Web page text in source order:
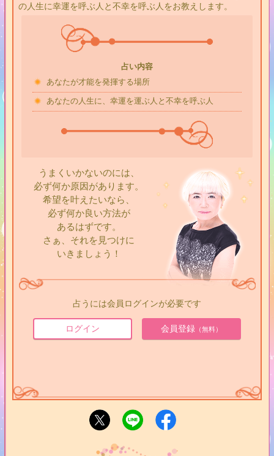
の人生に幸運を呼ぶ人と不幸を呼ぶ人をお教えします。
占い内容
あなたが才能を発揮する場所
あなたの人生に、幸運を運ぶ人と不幸を呼ぶ人
うまくいかないのには、
必ず何か原因があります。
希望を叶えたいなら、
必ず何か良い方法が
あるはずです。
さぁ、それを見つけに
いきましょう！
占うには会員ログインが必要です
ログイン 会員登録（無料）